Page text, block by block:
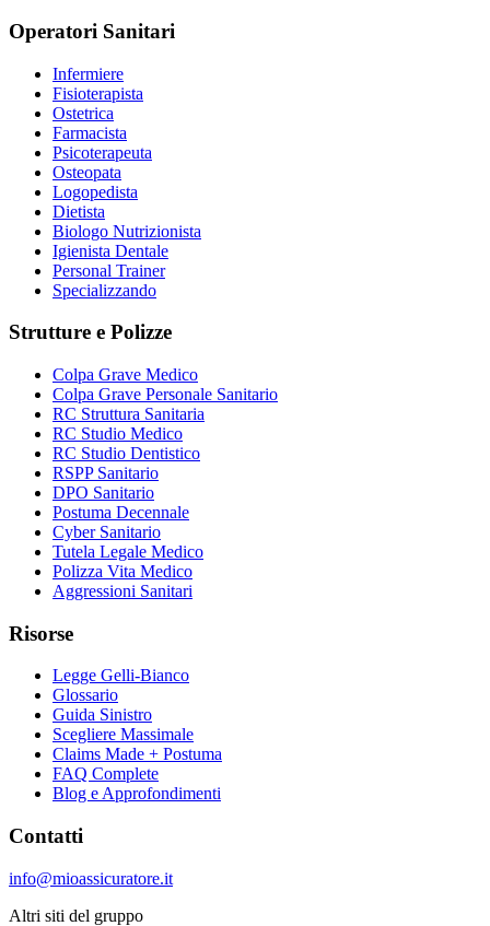
Operatori Sanitari
Infermiere
Fisioterapista
Ostetrica
Farmacista
Psicoterapeuta
Osteopata
Logopedista
Dietista
Biologo Nutrizionista
Igienista Dentale
Personal Trainer
Specializzando
Strutture e Polizze
Colpa Grave Medico
Colpa Grave Personale Sanitario
RC Struttura Sanitaria
RC Studio Medico
RC Studio Dentistico
RSPP Sanitario
DPO Sanitario
Postuma Decennale
Cyber Sanitario
Tutela Legale Medico
Polizza Vita Medico
Aggressioni Sanitari
Risorse
Legge Gelli-Bianco
Glossario
Guida Sinistro
Scegliere Massimale
Claims Made + Postuma
FAQ Complete
Blog e Approfondimenti
Contatti
info@mioassicuratore.it
Altri siti del gruppo